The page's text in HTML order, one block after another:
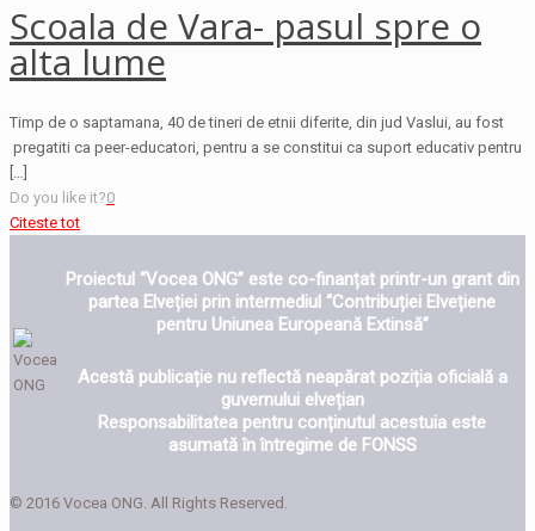
Scoala de Vara- pasul spre o
alta lume
Timp de o saptamana, 40 de tineri de etnii diferite, din jud Vaslui, au fost
pregatiti ca peer-educatori, pentru a se constitui ca suport educativ pentru
[…]
Do you like it?0
Citeste tot
Proiectul “Vocea ONG” este co-finanțat printr-un grant din
partea Elveției prin intermediul “Contribuției Elvețiene
pentru Uniunea Europeană Extinsă”
Acestă publicație nu reflectă neapărat poziția oficială a
guvernului elvețian
Responsabilitatea pentru conținutul acestuia este
asumată în întregime de FONSS
© 2016 Vocea ONG. All Rights Reserved.